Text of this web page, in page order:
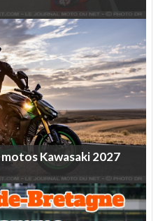
motosKawasaki2027